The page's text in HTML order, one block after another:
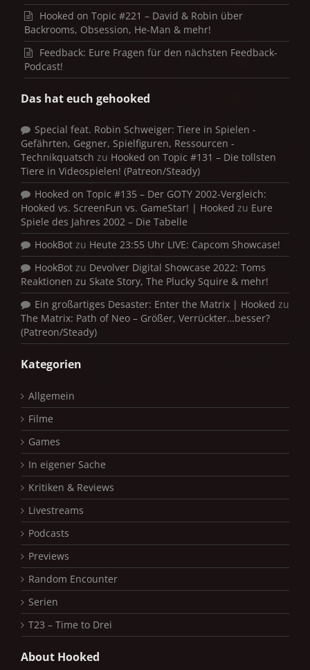
Hooked on Topic #221 – David & Robin über
Backrooms, Obsession, He-Man & mehr!
Feedback: Eure Fragen für den nächsten Feedback-
Podcast!
Das hat euch gehooked
Special feat. Robin Schweiger: Tiere in Spielen -
Gefährten, Gegner, Spielfiguren, Ressourcen -
Technikquatsch zu Hooked on Topic #131 – Die tollsten
Tiere in Videospielen! (Patreon/Steady)
Hooked on Topic #135 – Der GOTY 2002-Vergleich:
Hooked vs. ScreenFun vs. GameStar! | Hooked zu Eure
Spiele des Jahres 2002 – Die Tabelle
HookBot zu Heute 23:55 Uhr LIVE: Capcom Showcase!
HookBot zu Devolver Digital Showcase 2022: Toms
Reaktionen zu Skate Story, The Plucky Squire & mehr!
Ein großartiges Desaster: Enter the Matrix | Hooked zu
The Matrix: Path of Neo – Größer, Verrückter…besser?
(Patreon/Steady)
Kategorien
Allgemein
Filme
Games
In eigener Sache
Kritiken & Reviews
Livestreams
Podcasts
Previews
Random Encounter
Serien
T23 – Time to Drei
About Hooked